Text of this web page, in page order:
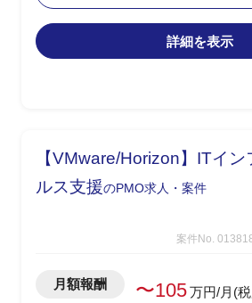
・NW、セキュリテ
メント管理や作成を
・クライアントと
詳細を表示
【VMware/Horizon】ITイ
ルス支援のPMO求人・案件
案件No.
月額報酬 〜105万円/月(